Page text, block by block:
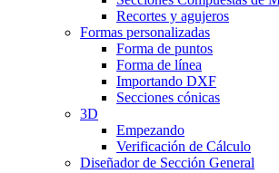
Recortes y agujeros
Formas personalizadas
Forma de puntos
Forma de línea
Importando DXF
Secciones cónicas
3D
Empezando
Verificación de Cálculo
Diseñador de Sección General